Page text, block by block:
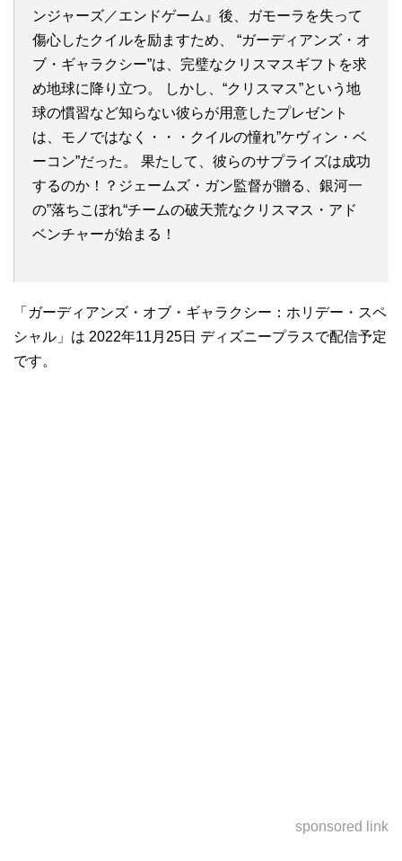
ンジャーズ／エンドゲーム』後、ガモーラを失って
傷心したクイルを励ますため、 “ガーディアンズ・オ
ブ・ギャラクシー”は、完璧なクリスマスギフトを求
め地球に降り立つ。 しかし、“クリスマス”という地
球の慣習など知らない彼らが用意したプレゼント
は、モノではなく・・・クイルの憧れ”ケヴィン・ベ
ーコン”だった。 果たして、彼らのサプライズは成功
するのか！？ジェームズ・ガン監督が贈る、銀河一
の”落ちこぼれ“チームの破天荒なクリスマス・アド
ベンチャーが始まる！
「ガーディアンズ・オブ・ギャラクシー：ホリデー・スペ
シャル」は 2022年11月25日 ディズニープラスで配信予定
です。
sponsored link